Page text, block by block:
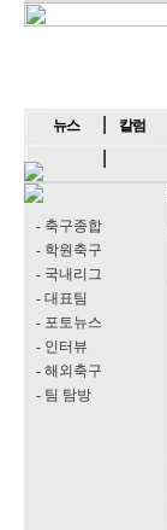
뉴스 칼럼
- 축구종합
- 학원축구
- 국내리그
- 대표팀
- 포토뉴스
- 인터뷰
- 해외축구
- 팀 탐방